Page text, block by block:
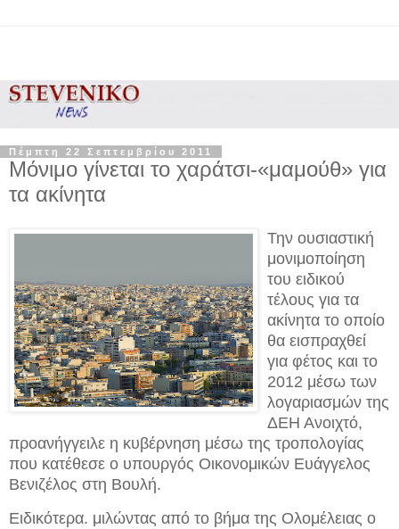
Πέμπτη 22 Σεπτεμβρίου 2011
Μόνιμο γίνεται το χαράτσι-«μαμούθ» για
τα ακίνητα
Την ουσιαστική
μονιμοποίηση
του ειδικού
τέλους για τα
ακίνητα το οποίο
θα εισπραχθεί
για φέτος και το
2012 μέσω των
λογαριασμών της
ΔΕΗ Ανοιχτό,
προανήγγειλε η κυβέρνηση μέσω της τροπολογίας
που κατέθεσε ο υπουργός Οικονομικών Ευάγγελος
Βενιζέλος στη Βουλή.
Ειδικότερα. μιλώντας από το βήμα της Ολομέλειας ο